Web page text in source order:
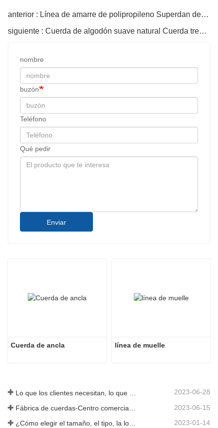
anterior : Línea de amarre de polipropileno Superdan de 8 hebras
siguiente : Cuerda de algodón suave natural Cuerda trenzada de 3 hebras para colgar en la pared, proyectos de manualidades decorativas
nombre
buzón
Teléfono
Qué pedir
Enviar
Cuerda de ancla línea de muelle
2023-06-28
2023-06-15
¿Cómo elegir el tamaño, el tipo, la longitud y más de una cuerda de anclaje? 2023-01-14